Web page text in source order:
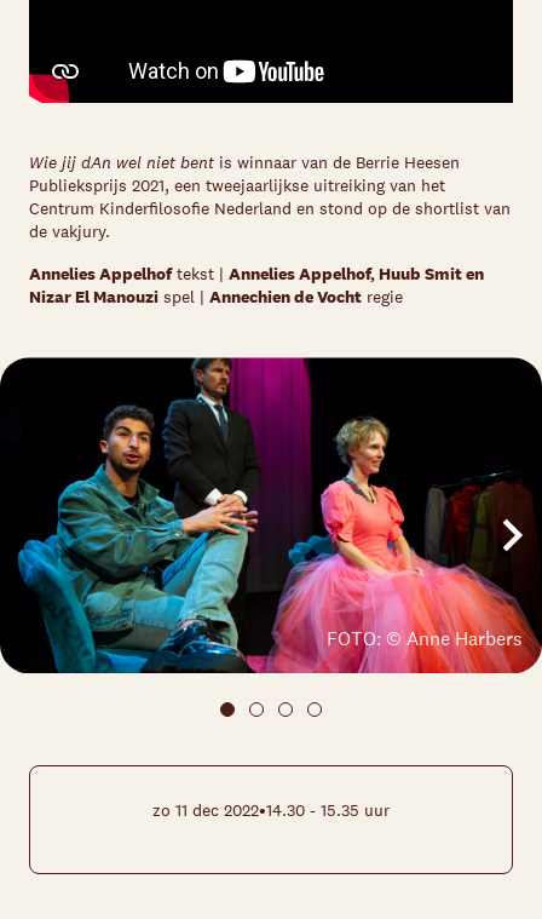
Wie jij dAn wel niet bent is winnaar van de Berrie Heesen
Publieksprijs 2021, een tweejaarlijkse uitreiking van het
Centrum Kinderfilosofie Nederland en stond op de shortlist van
de vakjury.
Annelies Appelhoftekst | Annelies Appelhof, Huub Smit en
Nizar El Manouzi spel | Annechien de Vocht regie
FOTO: © Anne Harbers
zo 11 dec 2022•14.30 - 15.35 uur